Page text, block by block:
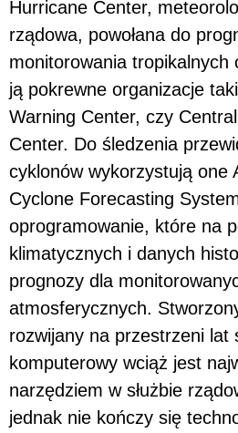
Hurricane Center,
rządowa, powołana do
monitorowania tropikalnych
ją pokrewne organizacje
Warning Center, czy
Center. Do śledzenia
cyklonów wykorzystują one
Cyclone Forecasting
oprogramowanie, które na
klimatycznych i danych
prognozy dla
atmosferycznych.
rozwijany na przestrzeni lat
komputerowy wciąż jest
narzędziem w służbie
jednak nie kończy się